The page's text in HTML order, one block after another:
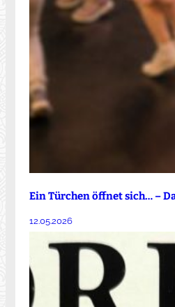
Ein Türchen öffnet sich… –
12.05.2026